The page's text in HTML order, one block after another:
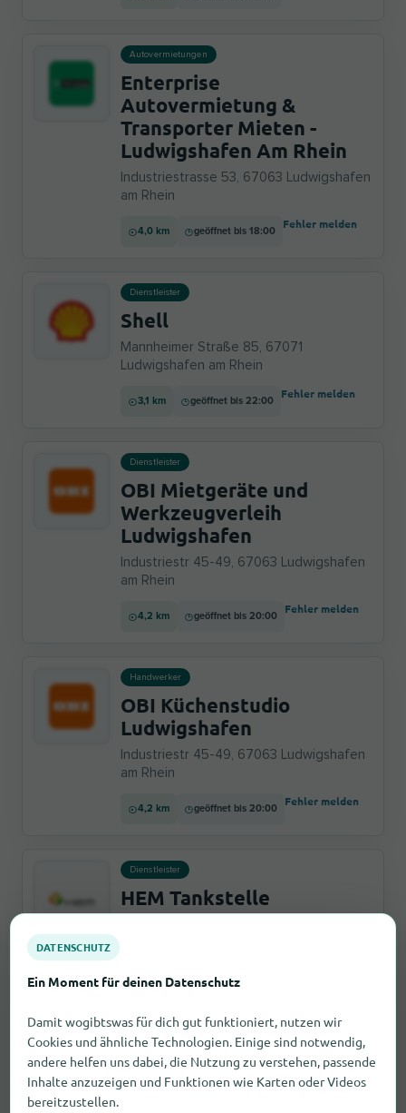
Autovermietungen
Enterprise
Autovermietung &
Transporter Mieten -
Ludwigshafen Am Rhein
Industriestrasse 53, 67063 Ludwigshafen
am Rhein
4,0 km geöffnet bis 18:00
Fehler melden
Dienstleister
Shell
Mannheimer Straße 85, 67071
Ludwigshafen am Rhein
3,1 km geöffnet bis 22:00
Fehler melden
Dienstleister
OBI Mietgeräte und
Werkzeugverleih
Ludwigshafen
Industriestr 45-49, 67063 Ludwigshafen
am Rhein
4,2 km geöffnet bis 20:00
Fehler melden
Handwerker
OBI Küchenstudio
Ludwigshafen
Industriestr 45-49, 67063 Ludwigshafen
am Rhein
4,2 km geöffnet bis 20:00
Fehler melden
Dienstleister
HEM Tankstelle
4,1 km geöffnet bis 22:00
Dienstleister
Shell
DATENSCHUTZ
Ein Moment für deinen Datenschutz
Damit wogibtswas für dich gut funktioniert, nutzen wir
Cookies und ähnliche Technologien. Einige sind notwendig,
andere helfen uns dabei, die Nutzung zu verstehen, passende
Inhalte anzuzeigen und Funktionen wie Karten oder Videos
bereitzustellen.